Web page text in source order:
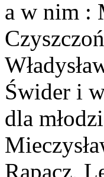
a w nim :
Świder i
dla
Rapacz,